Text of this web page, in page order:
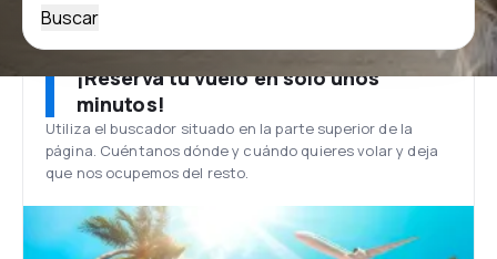
Buscar
¡Reserva tu vuelo en solo unos
minutos!
Utiliza el buscador situado en la parte superior de la
página. Cuéntanos dónde y cuándo quieres volar y deja
que nos ocupemos del resto.